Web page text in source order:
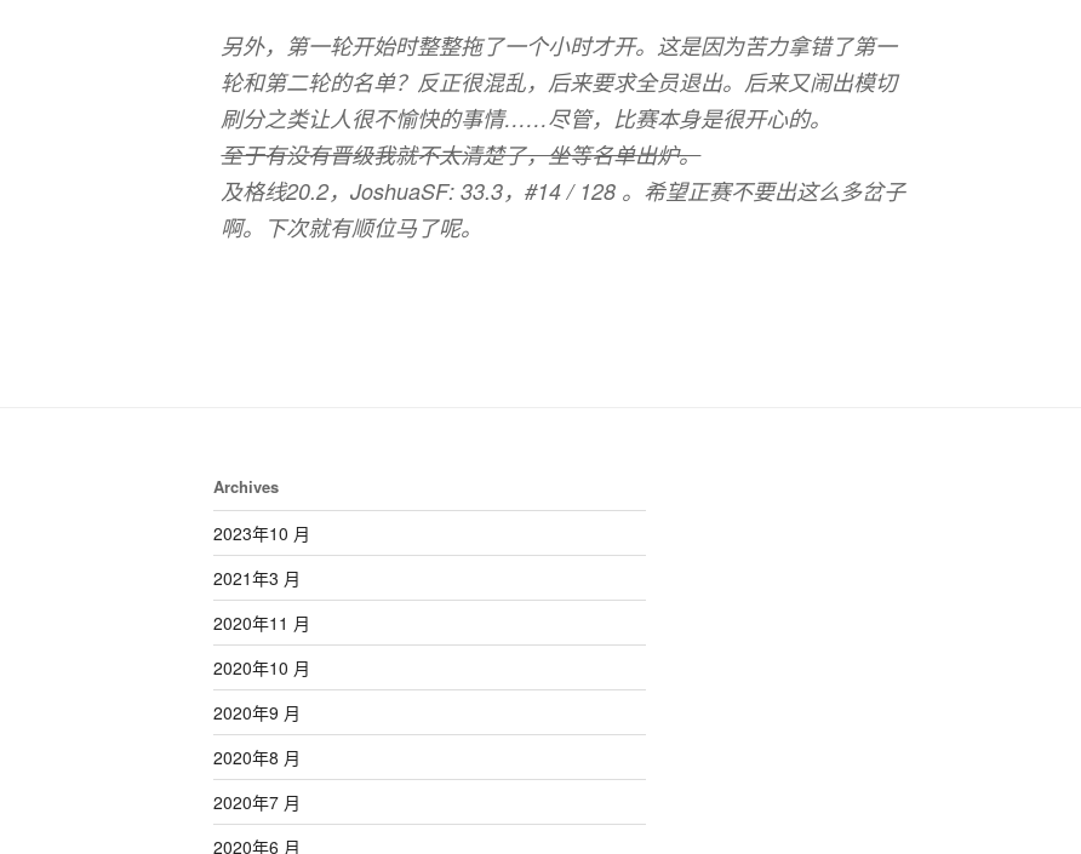
另外，第一轮开始时整整拖了一个小时才开。这是因为苦力拿错了第一
轮和第二轮的名单？反正很混乱，后来要求全员退出。后来又闹出模切
刷分之类让人很不愉快的事情……尽管，比赛本身是很开心的。
至于有没有晋级我就不太清楚了，坐等名单出炉。
及格线20.2，JoshuaSF: 33.3，#14 / 128 。希望正赛不要出这么多岔子
啊。下次就有顺位马了呢。
Archives
2023年10 月
2021年3 月
2020年11 月
2020年10 月
2020年9 月
2020年8 月
2020年7 月
2020年6 月